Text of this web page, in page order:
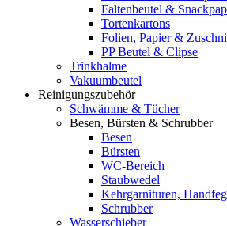
Faltenbeutel &
Tortenkartons
Folien, Papier &
PP Beutel & Clipse
Trinkhalme
Vakuumbeutel
Reinigungszubehör
Schwämme & Tücher
Besen, Bürsten & Schrubber
Besen
Bürsten
WC-Bereich
Staubwedel
Kehrgarnituren,
Schrubber
Wasserschieber